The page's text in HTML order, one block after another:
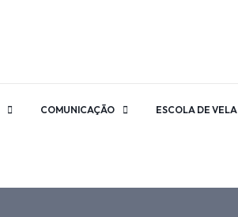
COMUNICAÇÃO ESCOLA DE VELA